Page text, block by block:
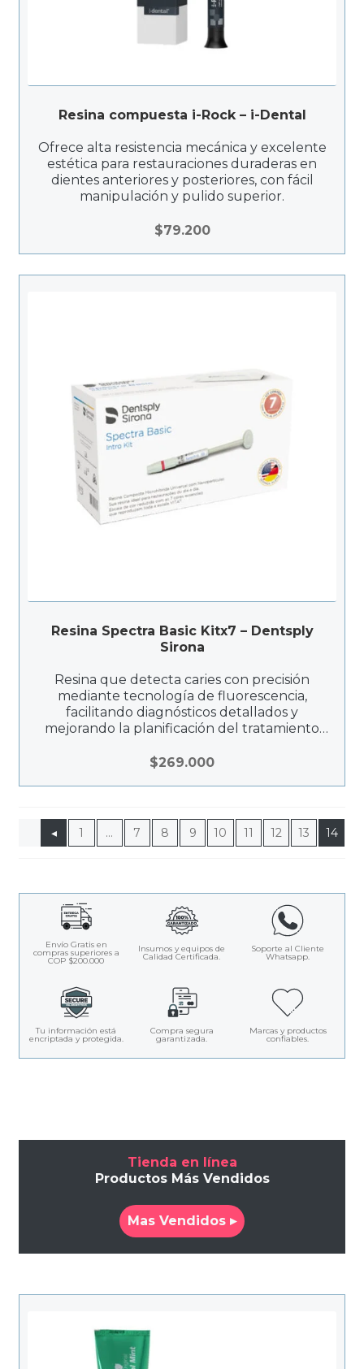
Resina compuesta i-Rock – i-Dental
Ofrece alta resistencia mecánica y excelente
estética para restauraciones duraderas en
dientes anteriores y posteriores, con fácil
manipulación y pulido superior.
$79.200
Resina Spectra Basic Kitx7 – Dentsply
Sirona
Resina que detecta caries con precisión
mediante tecnología de fluorescencia,
facilitando diagnósticos detallados y
mejorando la planificación del tratamiento
$269.000
◂ 1 … 7 8 9 10 11 12 13 14
Envío Gratis en
compras superiores a
COP $200.000
Insumos y equipos de
Calidad Certificada.
Soporte al Cliente
Whatsapp.
Tu información está
encriptada y protegida.
Compra segura
garantizada.
Marcas y productos
confiables.
Tienda en línea
Productos Más Vendidos
Mas Vendidos ▸